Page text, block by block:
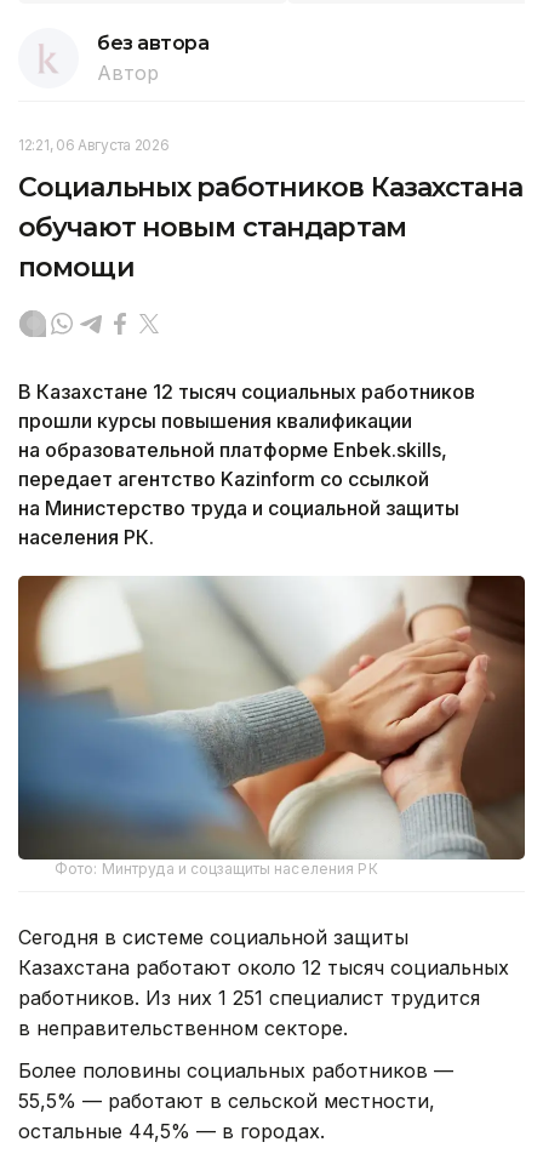
без автора
Автор
12:21, 06 Августа 2026
Социальных работников Казахстана
обучают новым стандартам
помощи
В Казахстане 12 тысяч социальных работников
прошли курсы повышения квалификации
на образовательной платформе Enbek.skills,
передает агентство Kazinform со ссылкой
на Министерство труда и социальной защиты
населения РК.
Фото: Минтруда и соцзащиты населения РК
Сегодня в системе социальной защиты
Казахстана работают около 12 тысяч социальных
работников. Из них 1 251 специалист трудится
в неправительственном секторе.
Более половины социальных работников —
55,5% — работают в сельской местности,
остальные 44,5% — в городах.